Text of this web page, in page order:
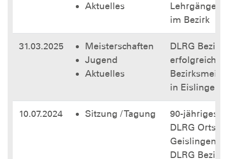
Aktuelles
Lehrgänge/
im Bezirk
31.03.2025
Meisterschaften
Jugend
Aktuelles
DLRG Bezirk
erfolgreiche
in Eislingen
10.07.2024 Sitzung / Tagung
90-jähriges
DLRG
Geislingen
DLRG